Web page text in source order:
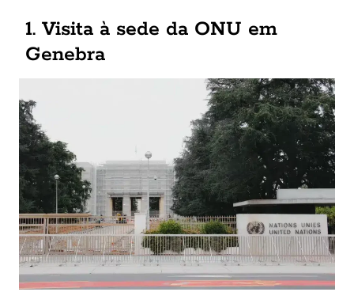
1. Visita à sede da ONU em
Genebra